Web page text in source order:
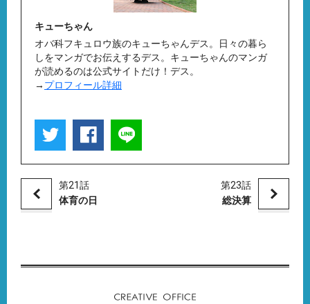
キューちゃん
オバ科フキュロウ族のキューちゃんデス。日々の暮ら
しをマンガでお伝えするデス。キューちゃんのマンガ
が読めるのは公式サイトだけ！デス。
→ プロフィール詳細
第21話
体育の日
第23話
総決算